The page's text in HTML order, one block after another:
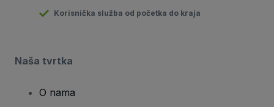
Korisnička služba od početka do kraja
Naša tvrtka
O nama